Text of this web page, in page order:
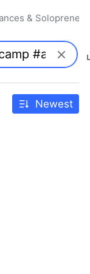
&
Newest